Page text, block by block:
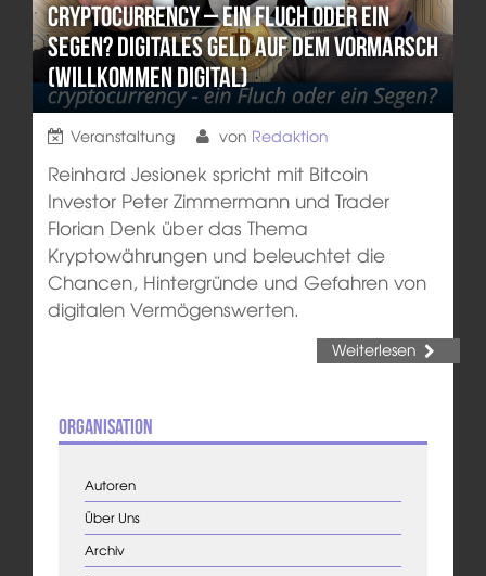
Cryptocurrency – ein Fluch oder ein
Segen? Digitales Geld auf dem Vormarsch
(Willkommen Digital)
Veranstaltung von Redaktion
Reinhard Jesionek spricht mit Bitcoin
Investor Peter Zimmermann und Trader
Florian Denk über das Thema
Kryptowährungen und beleuchtet die
Chancen, Hintergründe und Gefahren von
digitalen Vermögenswerten.
Weiterlesen
Organisation
Autoren
Über Uns
Archiv